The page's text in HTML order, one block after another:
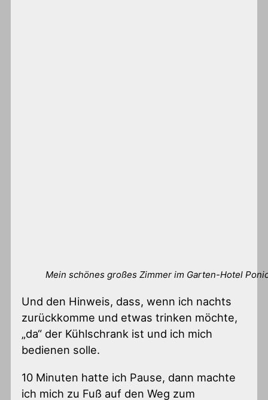
Mein schönes großes Zimmer im Garten-Hotel
Und den Hinweis, dass, wenn ich nachts
zurückkomme und etwas trinken möchte,
„da“ der Kühlschrank ist und ich mich
bedienen solle.
10 Minuten hatte ich Pause, dann machte
ich mich zu Fuß auf den Weg zum